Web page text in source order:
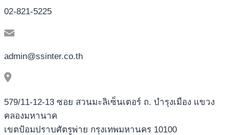
02-821-5225
admin@ssinter.co.th
579/11-12-13 ซอย สวนมะลิเซ็นเตอร์ ถ. บำรุงเมือง แขวง
คลองมหานาค
เขตป้อมปราบศัตรูพ่าย กรุงเทพมหานคร 10100